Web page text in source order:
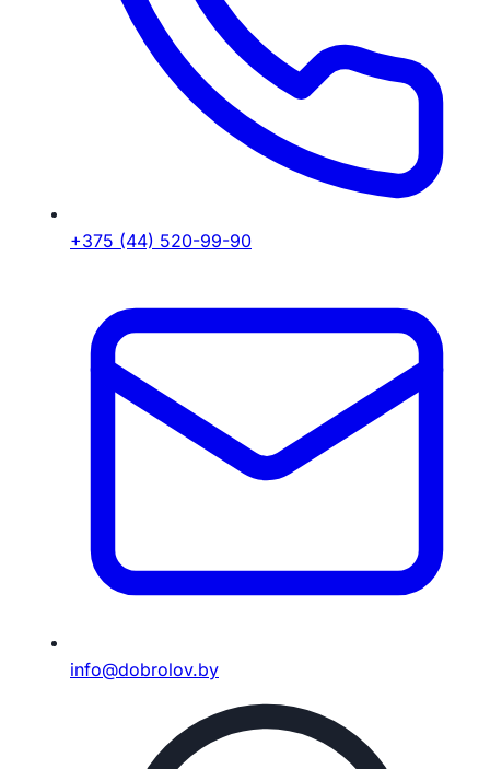
+375 (44) 520-99-90
info@dobrolov.by